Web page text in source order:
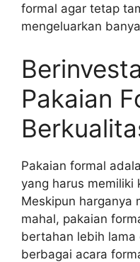
formal agar tetap
mengeluarkan
Pakaian
Pakaian formal
yang harus memiliki
Meskipun harganya
mahal, pakaian
bertahan lebih
berbagai acara